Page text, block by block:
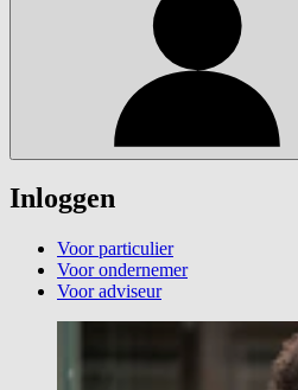
Inloggen
Voor particulier
Voor ondernemer
Voor adviseur